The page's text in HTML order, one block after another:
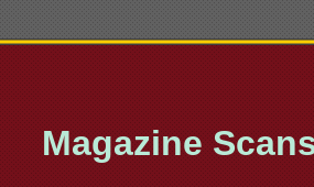
Magazine